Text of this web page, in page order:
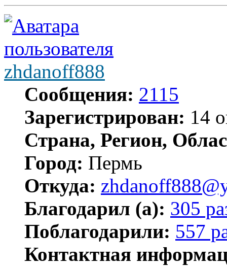
zhdanoff888
Сообщения: 2115
Зарегистрирован: 14
Страна, Регион,
Город: Пермь
Откуда:
Благодарил (а): 305
Поблагодарили: 557
Контактная